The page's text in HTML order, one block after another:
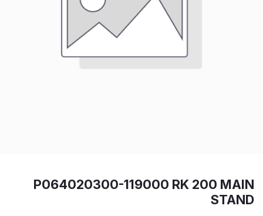
P064020300-119000 RK 200 MAIN
STAND